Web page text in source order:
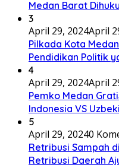
Juli 30, 2026Juli 30,
Rico Waas Lepas
Alrahman, Sebut
Selengkapnya
Asahan